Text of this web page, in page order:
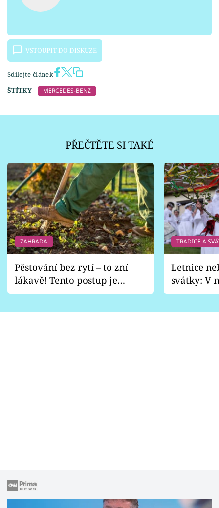
VSTOUPIT DO DISKUZE
Sdílejte článek
ŠTÍTKY
MERCEDES-BENZ
PŘEČTĚTE SI TAKÉ
ZAHRADA
Pěstování bez rytí – to zní
lákavě! Tento postup je
vhodný jen pro některé
TRADICE A
Letnice
svátky: V
pondělí